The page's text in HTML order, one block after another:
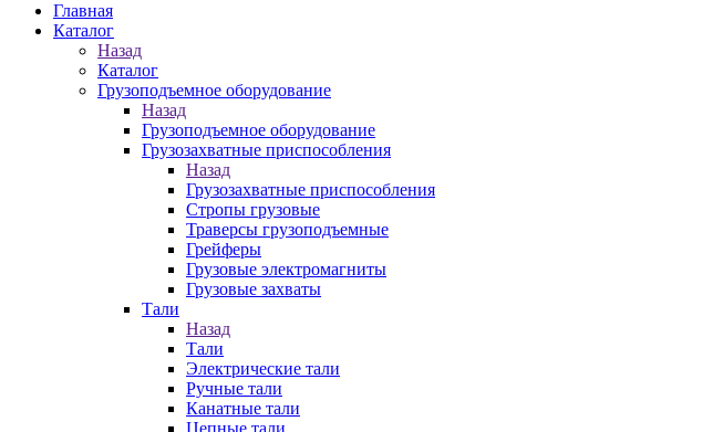
Главная
Каталог
Назад
Каталог
Грузоподъемное оборудование
Назад
Грузоподъемное оборудование
Грузозахватные приспособления
Назад
Грузозахватные приспособления
Стропы грузовые
Траверсы грузоподъемные
Грейферы
Грузовые электромагниты
Грузовые захваты
Тали
Назад
Тали
Электрические тали
Ручные тали
Канатные тали
Цепные тали